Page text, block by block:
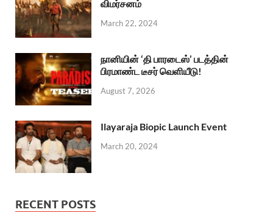
விமர்சனம்
March 22, 2024
நானியின் ‘தி பாரடைஸ்’ படத்தின்
பிரமாண்ட டீசர் வெளியீடு!
August 7, 2026
Ilayaraja Biopic Launch Event
March 20, 2024
RECENT POSTS